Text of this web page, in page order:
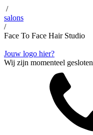
/
salons
/
Face To Face Hair Studio
Jouw logo hier?
Wij zijn momenteel gesloten